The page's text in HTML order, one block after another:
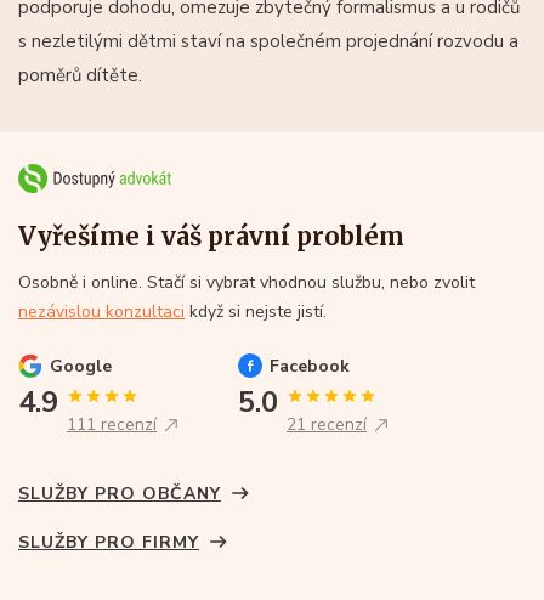
podporuje dohodu, omezuje zbytečný formalismus a u rodičů
s nezletilými dětmi staví na společném projednání rozvodu a
poměrů dítěte.
Vyřešíme i váš právní problém
Osobně i online. Stačí si vybrat vhodnou službu, nebo zvolit
nezávislou konzultaci když si nejste jistí.
Google
4.9
111 recenzí
Facebook
5.0
21 recenzí
SLUŽBY PRO OBČANY
SLUŽBY PRO FIRMY